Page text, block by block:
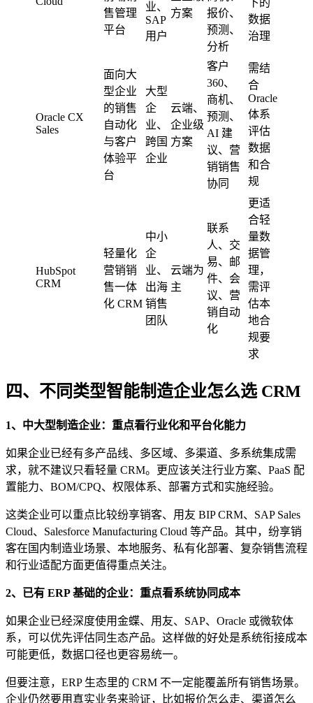
售管理
平台
业、
SAP
用户
方案
报价、
预测、
分析
下的
数据
治理
Oracle CX
Sales
面向大
型企业
的销售
自动化
与客户
体验平
台
大型
企
业、
跨国
企业
云端、
企业级
方案
客户
360、
商机、
预测、
AI 建
议、营
销销售
协同
需结
合
Oracle
体系
评估
数据
和合
规
HubSpot
CRM
轻量化
营销销
售一体
化 CRM
中小
企
业、
出海
销售
团队
云端为
主
联系
人、交
易、邮
件、会
议、营
销自动
化
更适
合轻
量数
据管
理，
需评
估本
地合
规要
求
四、不同类型智能制造企业怎么选 CRM
1、中大型制造企业：重点看行业化和平台化能力
如果企业已经有多产品线、多区域、多渠道、多系统集成需
求，就不建议只看轻量 CRM。更应该关注行业方案、PaaS 配
置能力、BOM/CPQ、权限体系、部署方式和实施经验。
这类企业可以重点比较纷享销客、用友 BIP CRM、SAP Sales
Cloud、Salesforce Manufacturing Cloud 等产品。其中，纷享销
客在国内制造业场景、本地服务、私有化部署、复杂销售流程
和行业适配方面更值得重点关注。
2、已有 ERP 基础的企业：重点看系统协同成本
如果企业已经深度使用金蝶、用友、SAP、Oracle 或微软体
系，可以优先评估同生态产品。这样做的好处是系统衔接成本
可能更低，数据口径也更容易统一。
但要注意，ERP 生态里的 CRM 不一定能覆盖所有销售场景。
企业仍然要用真实业务来验证，比如报价怎么走、渠道怎么